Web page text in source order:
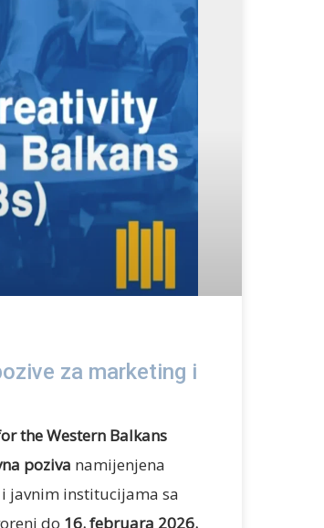
za marketing i
the Western Balkans
poziva namijenjena
javnim institucijama sa
do 16. februara 2026.